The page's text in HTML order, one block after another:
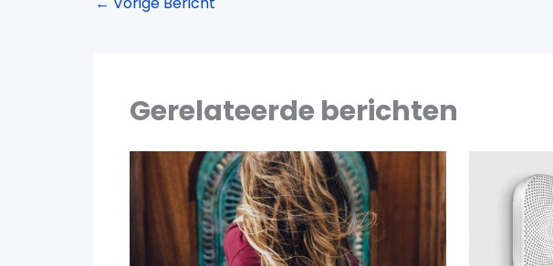
Gerelateerde berichten